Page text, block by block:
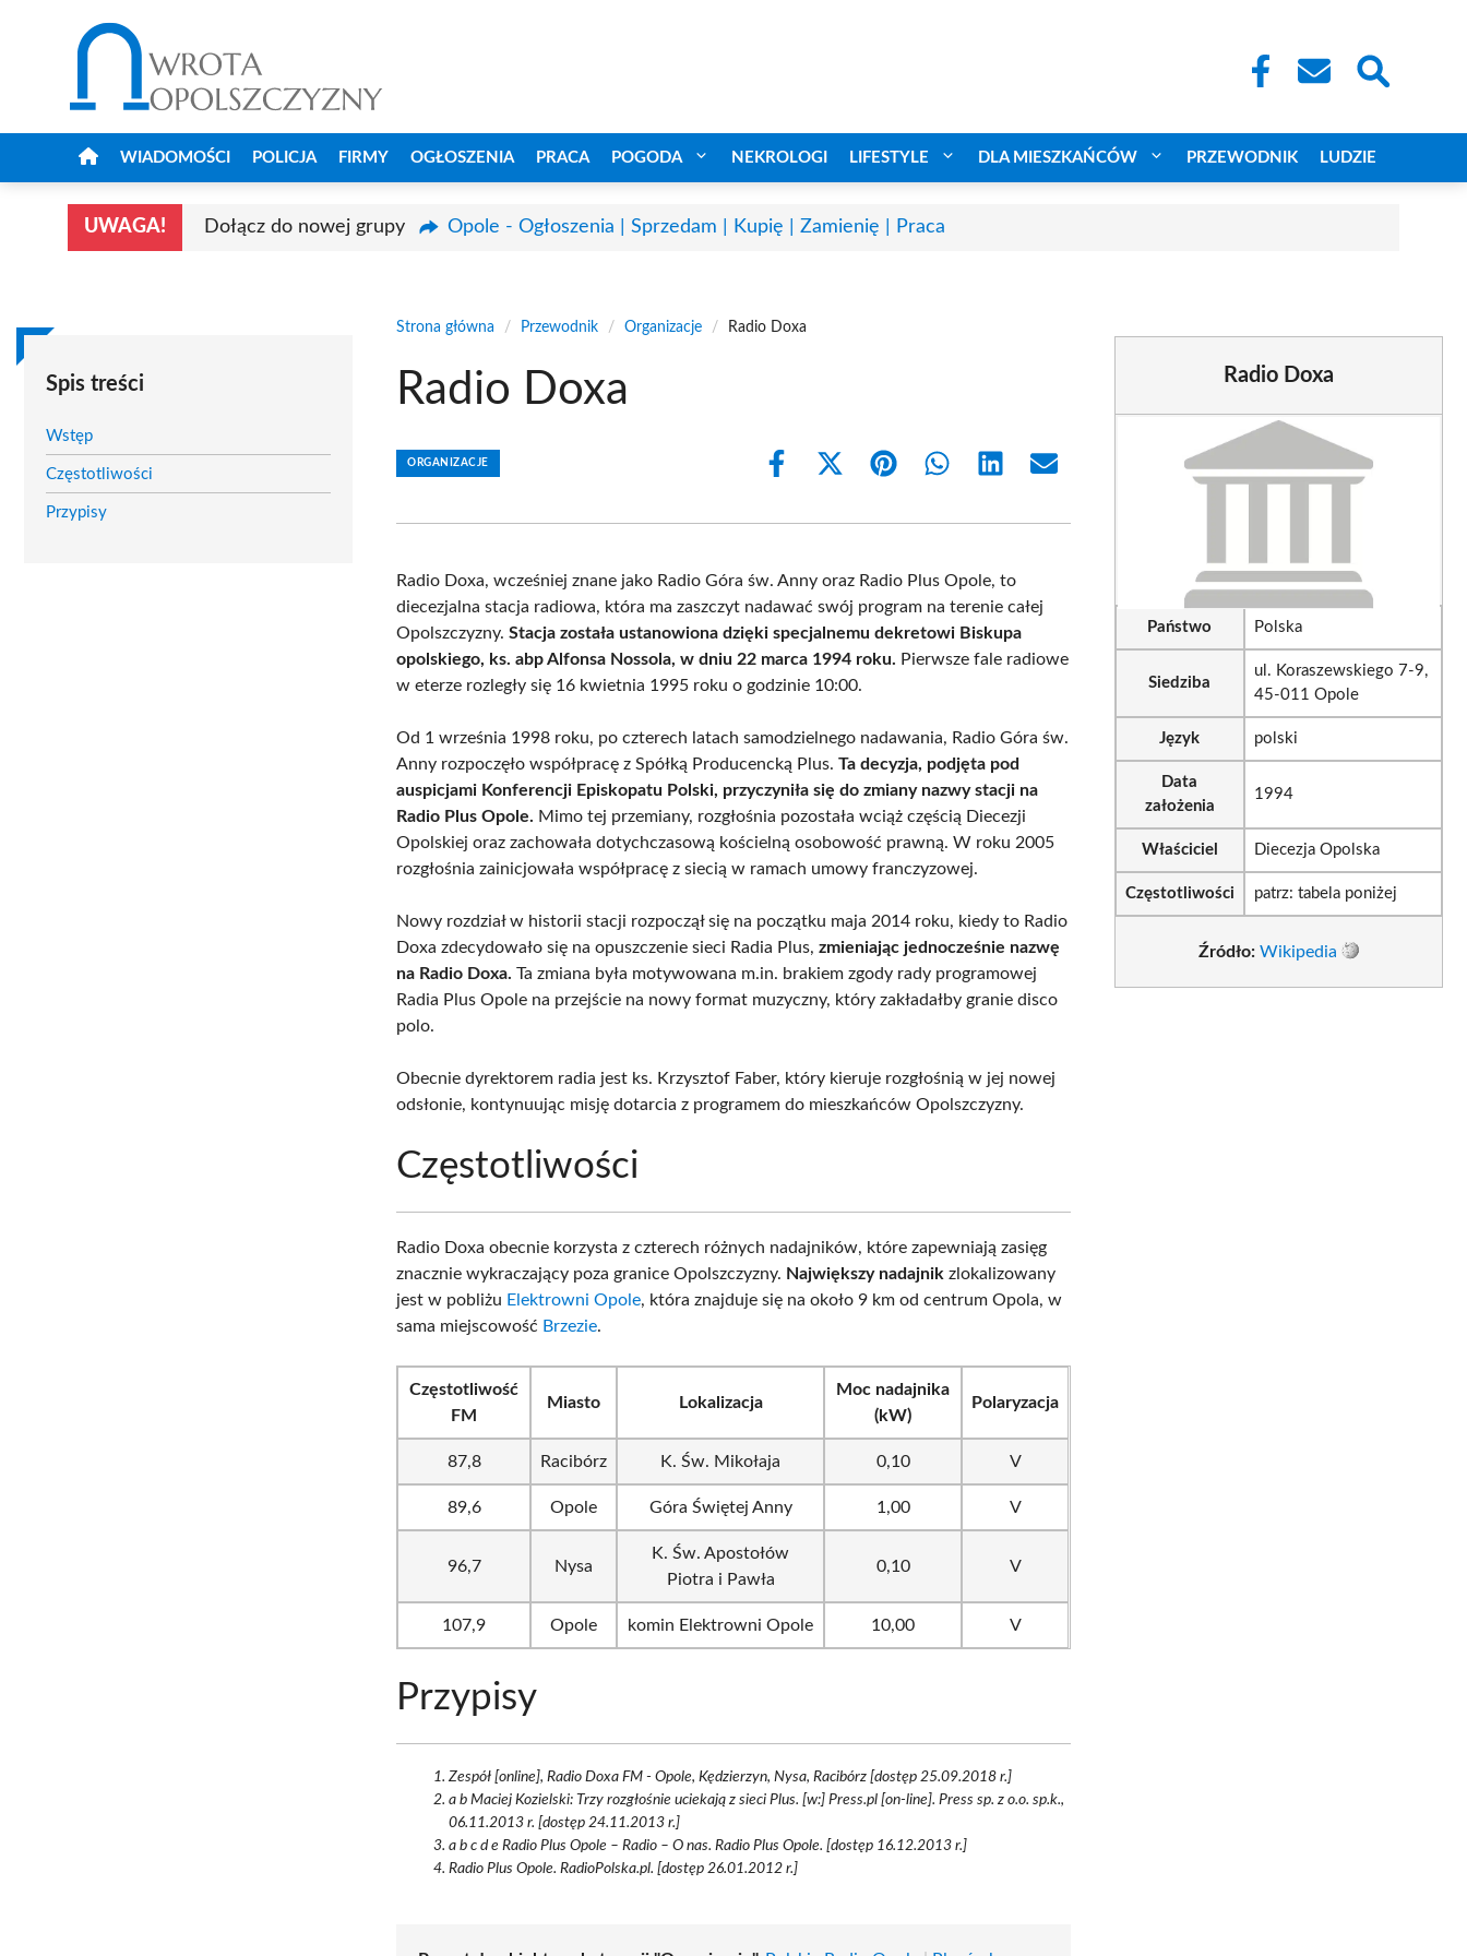
WIADOMOŚCI POLICJA FIRMY OGŁOSZENIA PRACA POGODA NEKROLOGI LIFESTYLE DLA MIESZKAŃCÓW PRZEWODNIK LUDZIE
UWAGA! Dołącz do nowej grupy Opole - Ogłoszenia | Sprzedam | Kupię | Zamienię | Praca
Spis treści
Wstęp
Częstotliwości
Przypisy
Strona główna / Przewodnik / Organizacje / Radio Doxa
Radio Doxa
ORGANIZACJE
Share
Share
(Twitter)
Share Share Share Share
Radio Doxa, wcześniej znane jako Radio Góra św. Anny oraz Radio Plus Opole, to
diecezjalna stacja radiowa, która ma zaszczyt nadawać swój program na terenie całej
Opolszczyzny.Stacja została ustanowiona dzięki specjalnemu dekretowi Biskupa
opolskiego, ks. abp Alfonsa Nossola, w dniu 22 marca 1994 roku. Pierwsze fale radiowe
w eterze rozległy się 16 kwietnia 1995 roku o godzinie 10:00.
Od 1 września 1998 roku, po czterech latach samodzielnego nadawania, Radio Góra św.
Anny rozpoczęło współpracę z Spółką Producencką Plus.Ta decyzja, podjęta pod
auspicjami Konferencji Episkopatu Polski, przyczyniła się do zmiany nazwy stacji na
Radio Plus Opole. Mimo tej przemiany, rozgłośnia pozostała wciąż częścią Diecezji
Opolskiej oraz zachowała dotychczasową kościelną osobowość prawną. W roku 2005
rozgłośnia zainicjowała współpracę z siecią w ramach umowy franczyzowej.
Nowy rozdział w historii stacji rozpoczął się na początku maja 2014 roku, kiedy to Radio
Doxa zdecydowało się na opuszczenie sieci Radia Plus,zmieniając jednocześnie nazwę
na Radio Doxa. Ta zmiana była motywowana m.in. brakiem zgody rady programowej
Radia Plus Opole na przejście na nowy format muzyczny, który zakładałby granie disco
polo.
Obecnie dyrektorem radia jest ks. Krzysztof Faber, który kieruje rozgłośnią w jej nowej
odsłonie, kontynuując misję dotarcia z programem do mieszkańców Opolszczyzny.
Częstotliwości
Radio Doxa obecnie korzysta z czterech różnych nadajników, które zapewniają zasięg
znacznie wykraczający poza granice Opolszczyzny. Największy nadajnik zlokalizowany
jest w pobliżu Elektrowni Opole, która znajduje się na około 9 km od centrum Opola, w
sama miejscowość Brzezie.
Częstotliwość
FM
Miasto Lokalizacja
Moc nadajnika
(kW)
Polaryzacja
87,8 Racibórz K. Św. Mikołaja 0,10 V
89,6 Opole Góra Świętej Anny 1,00 V
96,7 Nysa
K. Św. Apostołów
Piotra i Pawła
0,10 V
107,9 Opole komin Elektrowni Opole 10,00 V
Przypisy
Zespół [online], Radio Doxa FM - Opole, Kędzierzyn, Nysa, Racibórz [dostęp 25.09.2018 r.]
a b Maciej Kozielski: Trzy rozgłośnie uciekają z sieci Plus. [w:] Press.pl [on-line]. Press sp. z o.o. sp.k.,
06.11.2013 r. [dostęp 24.11.2013 r.]
a b c d e Radio Plus Opole – Radio – O nas. Radio Plus Opole. [dostęp 16.12.2013 r.]
Radio Plus Opole. RadioPolska.pl. [dostęp 26.01.2012 r.]
Radio Doxa
Państwo Polska
Siedziba
ul. Koraszewskiego 7-9,
45-011 Opole
Język polski
Data
założenia
1994
Właściciel Diecezja Opolska
Częstotliwości patrz: tabela poniżej
Źródło: Wikipedia